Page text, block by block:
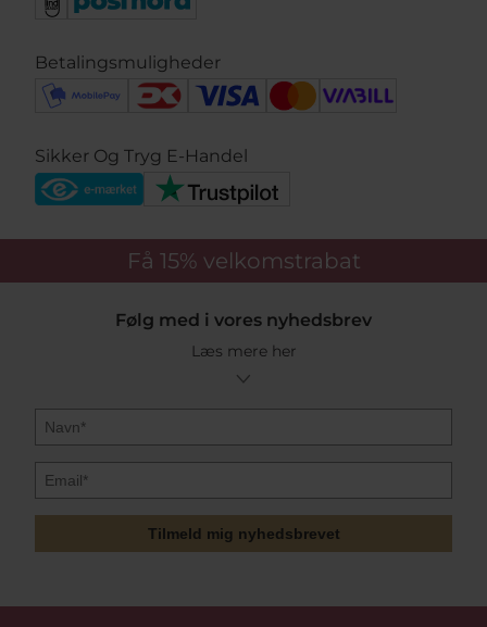
forskellige nylonsnore i din størrelse.
Vi giver gratis fragt på alle BLACK SUN armbånd fra
Mads Z. Er varen allerede på vores varelager, tilbyder vi
1-3 dages levering. Vi er officiel Mads Z forhandler og
har alle de efterspurgte armbånd, og et stort udvalg af
Vis mere
Betalingsmuligheder
Sikker Og Tryg E-Handel
Få 15% velkomstrabat
Følg med i vores nyhedsbrev
Læs mere her
Tilmeld mig nyhedsbrevet